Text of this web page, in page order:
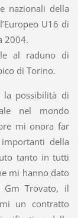
nazionali della
U16 di
2004.
al raduno di
di Torino.
la possibilità di
nel mondo
mi onora far
della
tanto in tutti
mi hanno dato
Gm Trovato, il
un contratto